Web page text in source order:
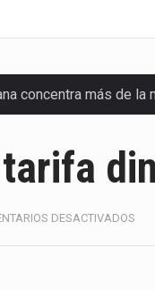
concentra más de
un arancel
de Estados Unidos
DESACTIVADOS